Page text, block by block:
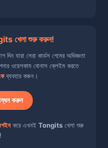
খেলা শুরু করুন!
দিন যারা সেরা কার্ডস গেমের অভিজ্ঞতা
ওয়েলকাম বোনাস ক্লেইম করতে
ব্যবহার করুন।
করুন
করে এখনই Tongitsখেলা শুরু